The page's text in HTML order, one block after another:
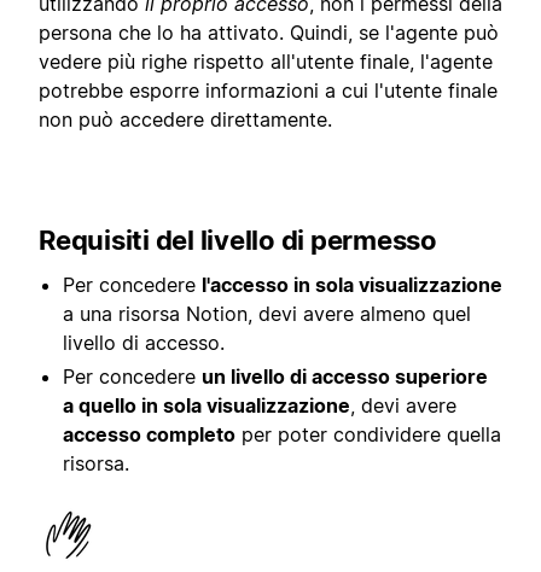
persona che lo ha attivato. Quindi, se l'agente può
vedere più righe rispetto all'utente finale, l'agente
potrebbe esporre informazioni a cui l'utente finale
non può accedere direttamente.
Requisiti del livello di permesso
Per concedere l'accesso in sola visualizzazione
a una risorsa Notion, devi avere almeno quel
livello di accesso.
Per concedere un livello di accesso superiore
a quello in sola visualizzazione , devi avere
accesso completo per poter condividere quella
risorsa.